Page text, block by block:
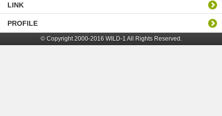
LINK
PROFILE
© Copyright 2000-2016 WILD-1 All Rights Reserved.